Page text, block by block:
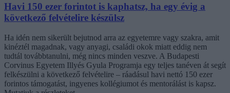
Havi 150 ezer forintot is kaphatsz, ha egy évig a
következő felvételire készülsz
Ha idén nem sikerült bejutnod arra az egyetemre vagy szakra, amit
kinéztél magadnak, vagy anyagi, családi okok miatt eddig nem
tudtál továbbtanulni, még nincs minden veszve. A Budapesti
Corvinus Egyetem Illyés Gyula Programja egy teljes tanéven át segít
felkészülni a következő felvételire – ráadásul havi nettó 150 ezer
forintos támogatást, ingyenes kollégiumot és mentorálást is kapsz.